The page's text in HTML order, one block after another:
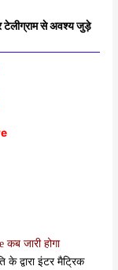
टेलीग्राम से अवश्य जुड़े
जारी होगा
के द्वारा इंटर मैट्रिक